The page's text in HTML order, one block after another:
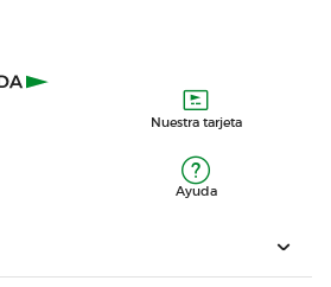
Nuestra tarjeta
Ayuda